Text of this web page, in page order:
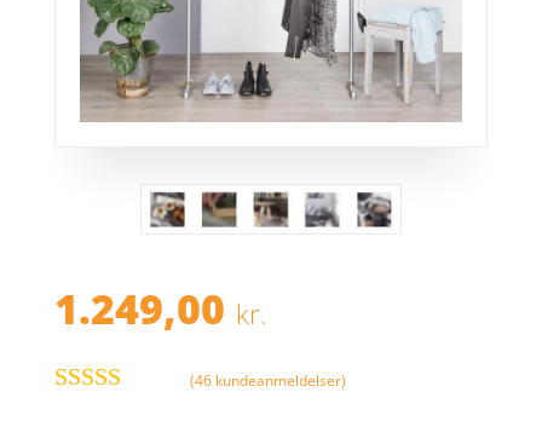
1.249,00 kr.
(46kundeanmeldelser)